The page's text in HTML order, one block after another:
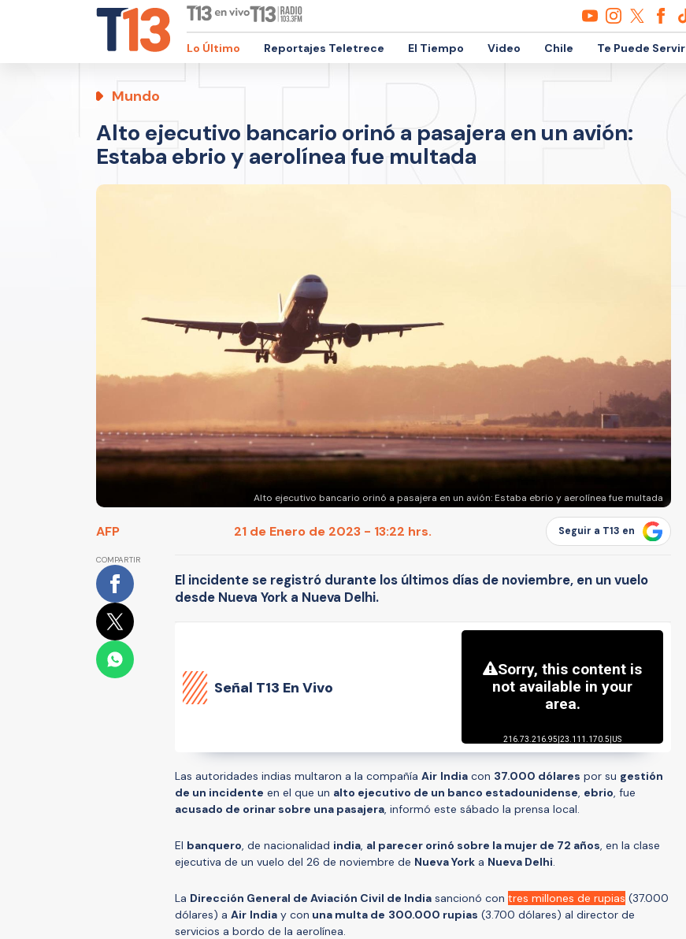
Lo Último Reportajes Teletrece El Tiempo Video Chile Te Puede Servir
Mundo
Alto ejecutivo bancario orinó a pasajera en un avión:
Estaba ebrio y aerolínea fue multada
Alto ejecutivo bancario orinó a pasajera en un avión: Estaba ebrio y aerolínea fue multada
AFP 21 de Enero de 2023 - 13:22 hrs. Seguir a T13 en
COMPARTIR
El incidente se registró durante los últimos días de noviembre, en un vuelo
desde Nueva York a Nueva Delhi.
Señal T13 En Vivo
Las autoridades indias multaron a la compañía Air India con 37.000 dólares por su gestión
de un incidente en el que un alto ejecutivo de un banco estadounidense, ebrio, fue
acusado de orinar sobre una pasajera, informó este sábado la prensa local.
El banquero, de nacionalidad india, al parecer orinó sobre la mujer de 72 años, en la clase
ejecutiva de un vuelo del 26 de noviembre de Nueva York a Nueva Delhi.
La Dirección General de Aviación Civil de India sancionó con tres millones de rupias (37.000
dólares) a Air India y con una multa de 300.000 rupias (3.700 dólares) al director de
servicios a bordo de la aerolínea.